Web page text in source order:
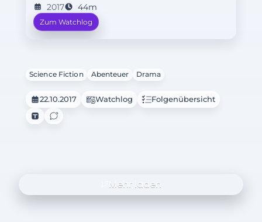
2017 44m
Zum Watchlog
Science Fiction Abenteuer Drama
22.10.2017 Watchlog Folgenübersicht
Mehr laden